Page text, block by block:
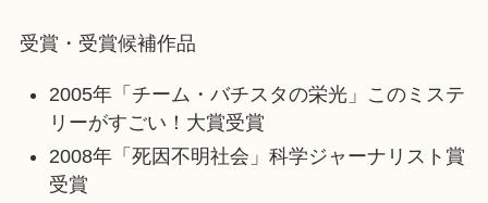
受賞・受賞候補作品
2005年「チーム・バチスタの栄光」このミステ
リーがすごい！大賞受賞
2008年「死因不明社会」科学ジャーナリスト賞
受賞